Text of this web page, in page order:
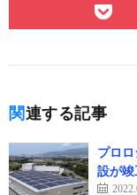
関連する記事
プロ
設が竣